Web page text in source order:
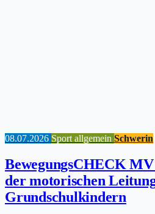
08.07.2026 Sport allgemein Schwerin
BewegungsCHECK
der motorischen
Grundschulkindern